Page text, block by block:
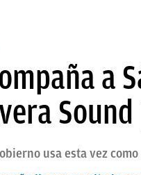
a
usa esta vez